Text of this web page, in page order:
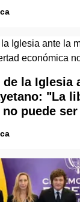
de la Iglesia
"La
puede